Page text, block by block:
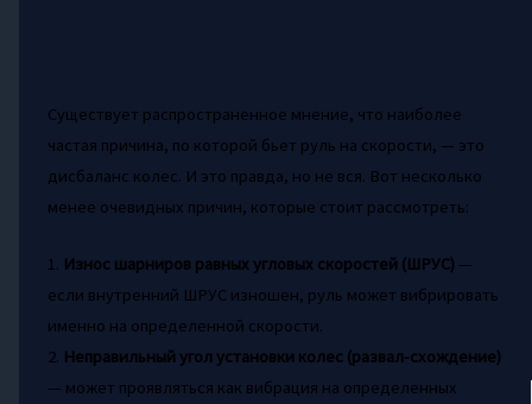
Существует распространенное мнение, что наиболее
частая причина, по которой бьет руль на скорости, — это
дисбаланс колес. И это правда, но не вся. Вот несколько
менее очевидных причин, которые стоит рассмотреть:
1. Износ шарниров равных угловых скоростей (ШРУС)—
если внутренний ШРУС изношен, руль может вибрировать
именно на определенной скорости.
2. Неправильный угол установки колес (развал-схождение)
— может проявляться как вибрация на определенных